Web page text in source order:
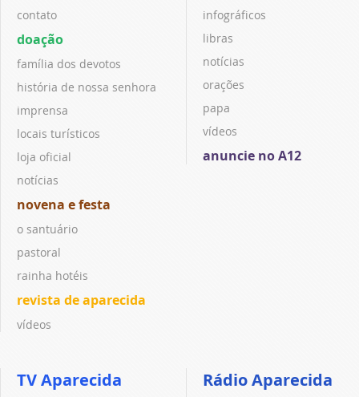
contato
doação
família dos devotos
história de nossa senhora
imprensa
locais turísticos
loja oficial
notícias
novena e festa
o santuário
pastoral
rainha hotéis
revista de aparecida
vídeos
infográficos
libras
notícias
orações
papa
vídeos
anuncie no A12
TV Aparecida Rádio Aparecida